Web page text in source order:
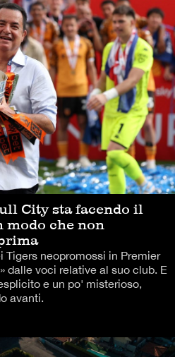
City sta facendo il
modo che non
Tigers neopromossi in Premier
dalle voci relative al suo club. E
e un po' misterioso,
avanti.